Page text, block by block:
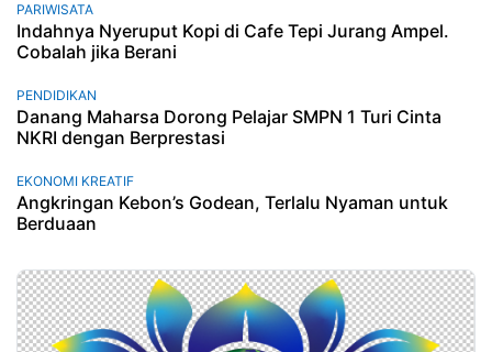
PARIWISATA
Indahnya Nyeruput Kopi di Cafe Tepi Jurang Ampel.
Cobalah jika Berani
PENDIDIKAN
Danang Maharsa Dorong Pelajar SMPN 1 Turi Cinta
NKRI dengan Berprestasi
EKONOMI KREATIF
Angkringan Kebon’s Godean, Terlalu Nyaman untuk
Berduaan